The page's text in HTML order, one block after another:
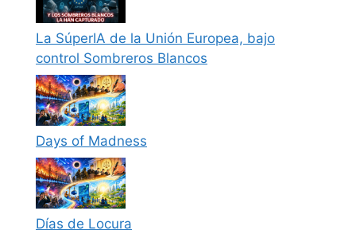
La SúperIA de la Unión Europea, bajo
control Sombreros Blancos
Days of Madness
Días de Locura